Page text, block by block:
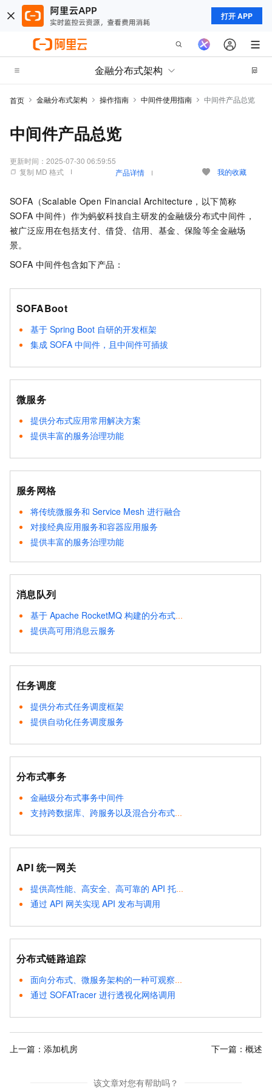
打开 APP
金融分布式架构
首页 金融分布式架构 操作指南 中间件使用指南 中间件产品总览
中间件产品总览
更新时间： 2025-07-30 06:59:55
复制 MD 格式
产品详情 我的收藏
SOFA（Scalable Open Financial Architecture，以下简称
SOFA 中间件）作为蚂蚁科技自主研发的金融级分布式中间件，
被广泛应用在包括支付、借贷、信用、基金、保险等全金融场
景。
SOFA 中间件包含如下产品：
SOFABoot
基于 Spring Boot 自研的开发框架
集成 SOFA 中间件，且中间件可插拔
微服务
提供分布式应用常用解决方案
提供丰富的服务治理功能
服务网格
将传统微服务和 Service Mesh 进行融合
对接经典应用服务和容器应用服务
提供丰富的服务治理功能
消息队列
基于 Apache RocketMQ 构建的分布式消息中间件
提供高可用消息云服务
任务调度
提供分布式任务调度框架
提供自动化任务调度服务
分布式事务
金融级分布式事务中间件
支持跨数据库、跨服务以及混合分布式事务
API 统一网关
提供高性能、高安全、高可靠的 API 托管服务
通过 API 网关实现 API 发布与调用
分布式链路追踪
面向分布式、微服务架构的一种可观察性的金融级解决方案
通过 SOFATracer 进行透视化网络调用
上一篇： 添加机房 下一篇： 概述
该文章对您有帮助吗？